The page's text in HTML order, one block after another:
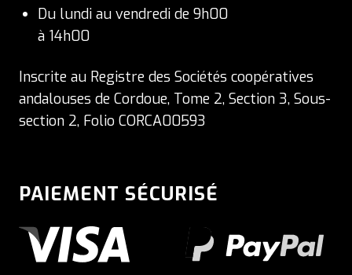
Du lundi au vendredi de 9h00
à 14h00
Inscrite au Registre des Sociétés coopératives
andalouses de Cordoue, Tome 2, Section 3, Sous-
section 2, Folio CORCA00593
PAIEMENT SÉCURISÉ